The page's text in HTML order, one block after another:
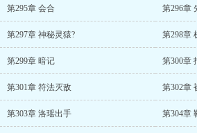
第295章 会合 第296章
第297章 神秘灵猿? 第298章
第299章 暗记 第300章
第301章 符法灭敌 第302章
第303章 洛瑶出手 第304章